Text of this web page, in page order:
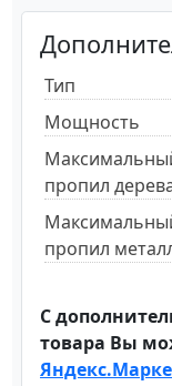
Тип
Мощность
пропил
пропил
С
товара Вы